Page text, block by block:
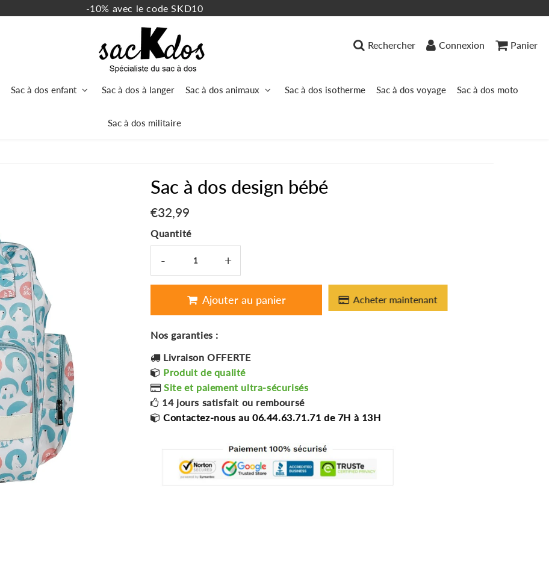
-10% avec le code SKD10
Rechercher Connexion Panier
Sac à dos enfant Sac à dos à langer Sac à dos animaux Sac à dos isotherme Sac à dos voyage Sac à dos moto
Sac à dos militaire
Sac à dos design bébé
€32,99
Quantité
- +
Ajouter au panier Acheter maintenant
Nos garanties :
Livraison OFFERTE
Produit de qualité
Site et paiement ultra-sécurisés
14 jours satisfait ou remboursé
Contactez-nous au 06.44.63.71.71 de 7H à 13H